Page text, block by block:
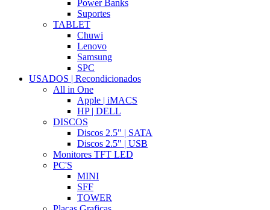
Power Banks
Suportes
TABLET
Chuwi
Lenovo
Samsung
SPC
USADOS | Recondicionados
All in One
Apple | iMACS
HP | DELL
DISCOS
Discos 2.5" | SATA
Discos 2.5" | USB
Monitores TFT LED
PC'S
MINI
SFF
TOWER